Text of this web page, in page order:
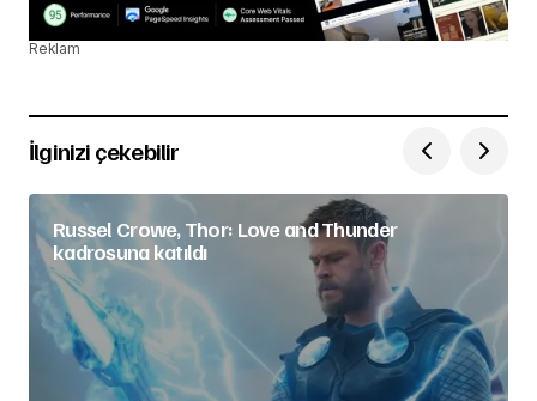
Reklam
İlginizi çekebilir
Russel Crowe, Thor: Love and Thunder
kadrosuna katıldı